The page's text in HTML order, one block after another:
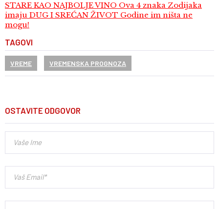
STARE KAO NAJBOLJE VINO Ova 4 znaka Zodijaka
imaju DUG I SREĆAN ŽIVOT Godine im ništa ne
mogu!
TAGOVI
VREME VREMENSKA PROGNOZA
OSTAVITE ODGOVOR